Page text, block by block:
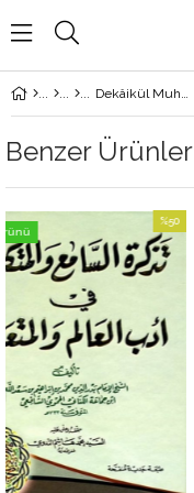
Dekâikül Muhkeme - Karton Kapak| الدقائق المحكمة
Benzer Ürünler
İndirim
%50İndirim